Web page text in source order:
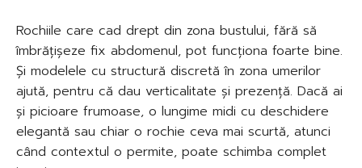
Rochiile care cad drept din zona bustului, fără să
îmbrățișeze fix abdomenul, pot funcționa foarte bine.
Și modelele cu structură discretă în zona umerilor
ajută, pentru că dau verticalitate și prezență. Dacă ai
și picioare frumoase, o lungime midi cu deschidere
elegantă sau chiar o rochie ceva mai scurtă, atunci
când contextul o permite, poate schimba complet